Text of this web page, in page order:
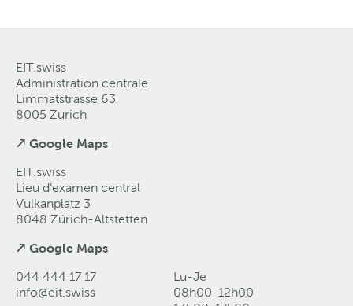
EIT.swiss
Administration centrale
Limmatstrasse 63
8005 Zurich
↗ Google Maps
EIT.swiss
Lieu d’examen central
Vulkanplatz 3
8048 Zürich-Altstetten
↗ Google Maps
044 444 17 17
info@eit swiss
Lu-Je
08h00-12h00